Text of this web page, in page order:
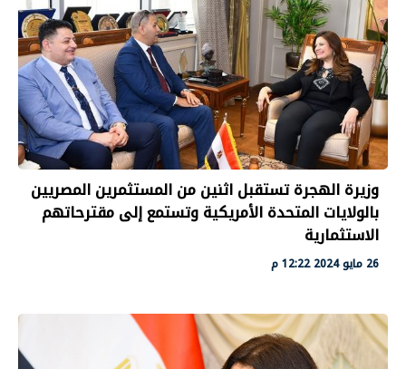
وزيرة الهجرة تستقبل اثنين من المستثمرين المصريين
بالولايات المتحدة الأمريكية وتستمع إلى مقترحاتهم
الاستثمارية
26 مايو 2024 12:22 م